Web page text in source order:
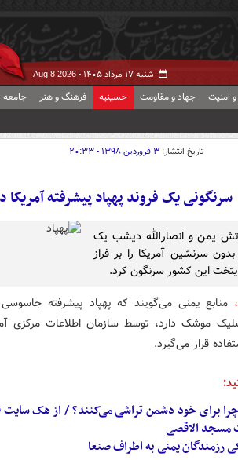
شنبه ۱۷ مرداد ۱۴۰۵ - Aug 8 2026
امنیت جهاد و مقاومت حسینیه فرهنگ و هنر جامعه
تاریخ انتشار: ۳ فروردین ۱۳۹۸ - ۲۰:۳۳
سرنگونی یک فروند پهپاد پیشرفته آمریکا
یمن و انصارالله دیشب یک
سرنشین آمریکا را بر فراز
این کشور سرنگون کرد.
موشک دارد، توسط سازمان اطلاعات مرکزی
قرار می‌گیرد.
برای خود دشمن تراشی می‌کنند؟ / از هک
مسجد الاقصی
رزمندگان یمنی به اطرافصنعا